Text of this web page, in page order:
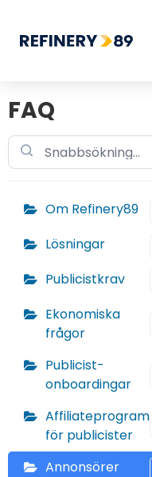
FAQ
Om Refinery89
Lösningar
Publicistkrav
Ekonomiska
frågor
Publicist-
onboardingar
Affiliateprogram
för publicister
Annonsörer